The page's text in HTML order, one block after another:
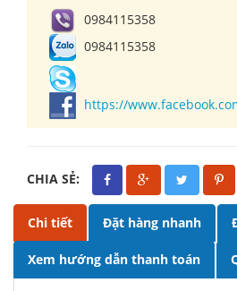
0984115358
0984115358
https://
CHIA SẺ:
Chi tiết Đặt hàng nhanh
Xem hướng dẫn thanh toán